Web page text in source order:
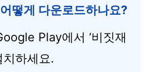
떻게 다운로드하나요?
Play에서 ‘비짓재
치하세요.